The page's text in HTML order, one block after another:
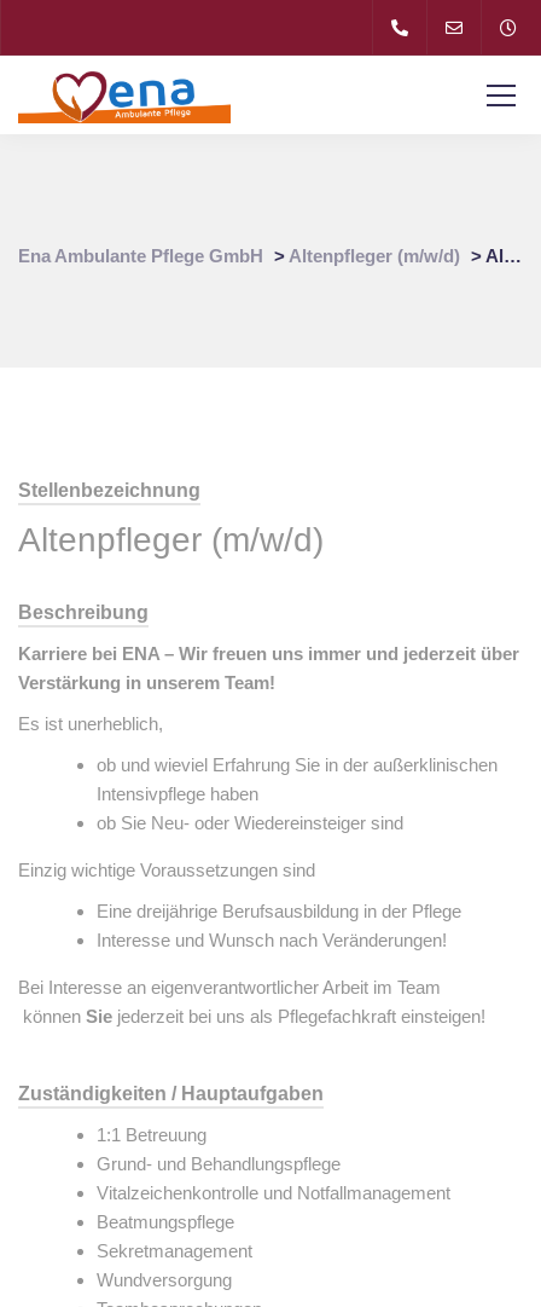
Ena Ambulante Pflege GmbH > Altenpfleger (m/w/d) >Altenpfleger (m/w/d) für Pflegedienst in 81735 Trudering-Riem
Stellenbezeichnung
Altenpfleger (m/w/d)
Beschreibung
Karriere bei ENA – Wir freuen uns immer und jederzeit über
Verstärkung in unserem Team!
Es ist unerheblich,
ob und wieviel Erfahrung Sie in der außerklinischen
Intensivpflege haben
ob Sie Neu- oder Wiedereinsteiger sind
Einzig wichtige Voraussetzungen sind
Eine dreijährige Berufsausbildung in der Pflege
Interesse und Wunsch nach Veränderungen!
Bei Interesse an eigenverantwortlicher Arbeit im Team
können Sie jederzeit bei uns als Pflegefachkraft einsteigen!
Zuständigkeiten / Hauptaufgaben
1:1 Betreuung
Grund- und Behandlungspflege
Vitalzeichenkontrolle und Notfallmanagement
Beatmungspflege
Sekretmanagement
Wundversorgung